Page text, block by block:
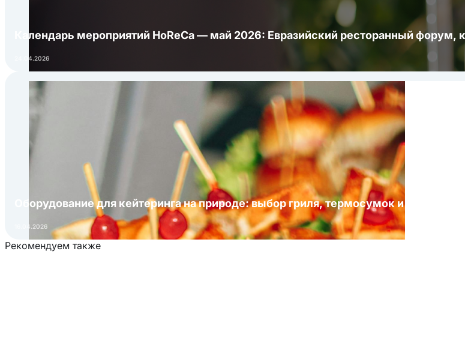
Календарь мероприятий HoReCa — май 2026: Евразийский ресторанный
24.04.2026
Оборудование для кейтеринга на природе: выбор гриля, термосумок и посуды
16.04.2026
Рекомендуем также